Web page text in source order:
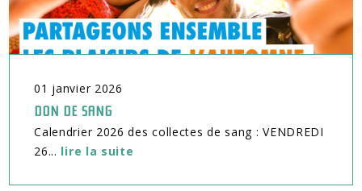
01 janvier 2026
DON DE SANG
Calendrier 2026 des collectes de sang : VENDREDI
26... lire la suite